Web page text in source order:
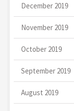
December 2019
November 2019
October 2019
September 2019
August 2019